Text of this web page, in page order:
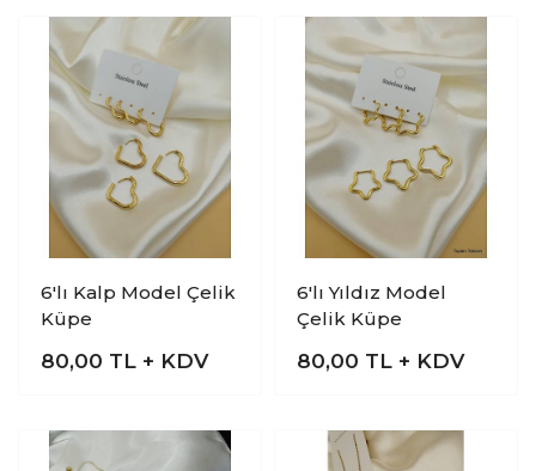
6'lı Kalp Model Çelik
Küpe
80,00 TL + KDV
6'lı Yıldız Model
Çelik Küpe
80,00 TL + KDV